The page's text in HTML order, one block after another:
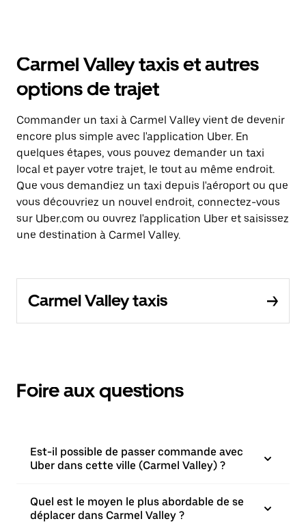
Carmel Valley taxis et autres
options de trajet
Commander un taxi à Carmel Valley vient de devenir
encore plus simple avec l'application Uber. En
quelques étapes, vous pouvez demander un taxi
local et payer votre trajet, le tout au même endroit.
Que vous demandiez un taxi depuis l'aéroport ou que
vous découvriez un nouvel endroit, connectez-vous
sur Uber.com ou ouvrez l'application Uber et saisissez
une destination à Carmel Valley.
Carmel Valley taxis
Foire aux questions
Est-il possible de passer commande avec
Uber dans cette ville (Carmel Valley) ?
Quel est le moyen le plus abordable de se
déplacer dans Carmel Valley ?